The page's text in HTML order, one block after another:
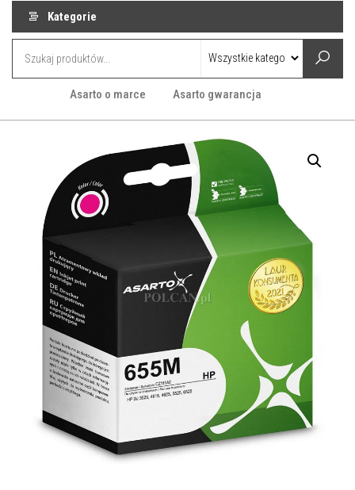
Kategorie
Asarto o marce Asarto gwarancja